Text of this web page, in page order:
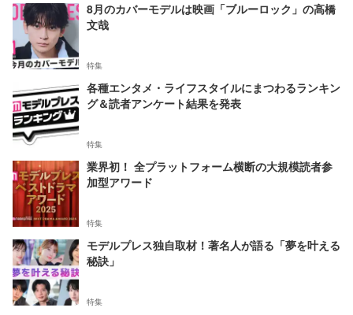
8月のカバーモデルは映画「ブルーロック」の高橋
文哉
特集
各種エンタメ・ライフスタイルにまつわるランキン
グ＆読者アンケート結果を発表
特集
業界初！ 全プラットフォーム横断の大規模読者参
加型アワード
特集
モデルプレス独自取材！著名人が語る「夢を叶える
秘訣」
特集